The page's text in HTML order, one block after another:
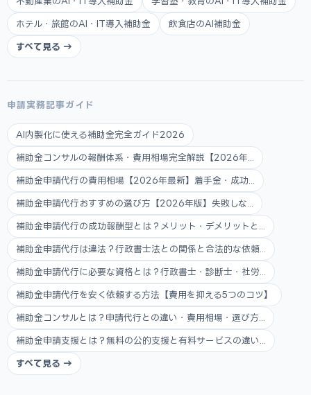
ホテル・旅館のAI・IT導入補助金 飲食店のAI補助金
すべて見る →
申請実務記事ガイド
AI内製化に使える補助金完全ガイド2026
補助金コンサルの報酬体系・費用相場完全解説【2026年...
補助金申請代行の費用相場【2026年最新】着手金・成功...
補助金申請代行おすすめの選び方【2026年版】失敗しな...
補助金申請代行の成功報酬型とは？メリット・デメリットと...
補助金申請代行は違法？行政書士法との関係と合法的な依頼...
補助金申請代行に必要な資格とは？行政書士・診断士・社労...
補助金申請代行を安く依頼する方法【費用を抑える5つのコツ】
補助金コンサルとは？申請代行との違い・費用相場・選び方...
補助金申請支援とは？無料の公的支援と有料サービスの違い...
すべて見る →